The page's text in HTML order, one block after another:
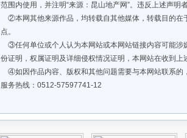
范围内使用，并注明“来源：昆山地产网”。违反上述声明
②本网其他来源作品，均转载自其他媒体，转载目的在
点。
③任何单位或个人认为本网站或本网站链接内容可能涉
份证明，权属证明及详细侵权情况证明，本网站在收到上
④如因作品内容、版权和其他问题需要与本网站联系的
服务热线：0512-57597741-12